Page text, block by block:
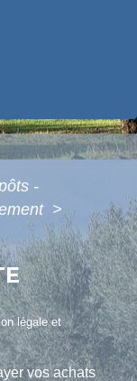
-
>
légale et
vos achats